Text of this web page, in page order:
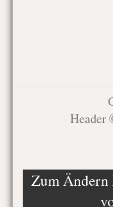
Header
Zum Ändern